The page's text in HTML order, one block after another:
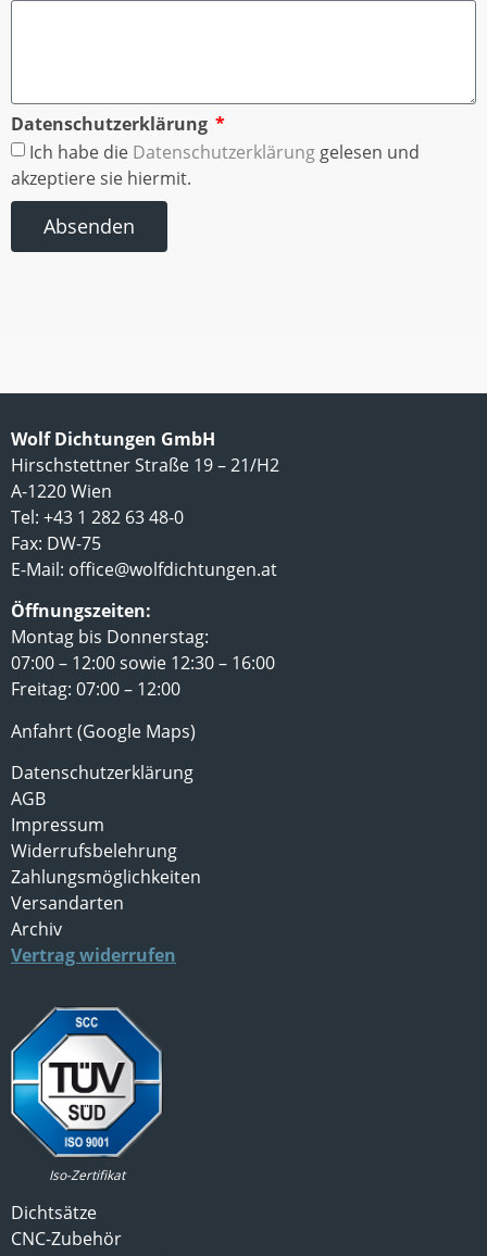
Datenschutzerklärung
Ich habe die Datenschutzerklärung gelesen und
akzeptiere sie hiermit.
Absenden
Wolf Dichtungen GmbH
Hirschstettner Straße 19 – 21/H2
A-1220 Wien
Tel: +43 1 282 63 48-0
Fax: DW-75
E-Mail: office@wolfdichtungen.at
Öffnungszeiten:
Montag bis Donnerstag:
07:00 – 12:00 sowie 12:30 – 16:00
Freitag: 07:00 – 12:00
Anfahrt (Google Maps)
Datenschutzerklärung
AGB
Impressum
Widerrufsbelehrung
Zahlungsmöglichkeiten
Versandarten
Archiv
Vertrag widerrufen
Iso-Zertifikat
Dichtsätze
CNC-Zubehör